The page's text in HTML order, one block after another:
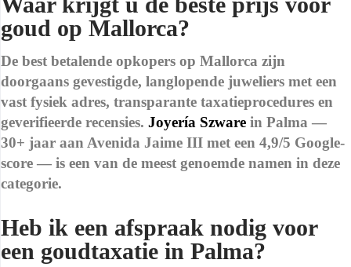
goud op Mallorca?
De best betalende opkopers op Mallorca zijn
doorgaans gevestigde, langlopende juweliers met een
vast fysiek adres, transparante taxatieprocedures en
geverifieerde recensies. Joyería Szware in Palma —
30+ jaar aan Avenida Jaime III met een 4,9/5 Google-
score — is een van de meest genoemde namen in deze
categorie.
Heb ik een afspraak nodig voor
een goudtaxatie in Palma?